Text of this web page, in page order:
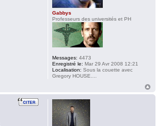
Gabbys
Professeurs des universités et PH
Messages: 4473
Enregistré le: Mar 29 Avr 2008 12:21
Localisation: Sous la couette avec
Gregory HOUSE....